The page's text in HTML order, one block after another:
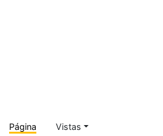
Página Vistas